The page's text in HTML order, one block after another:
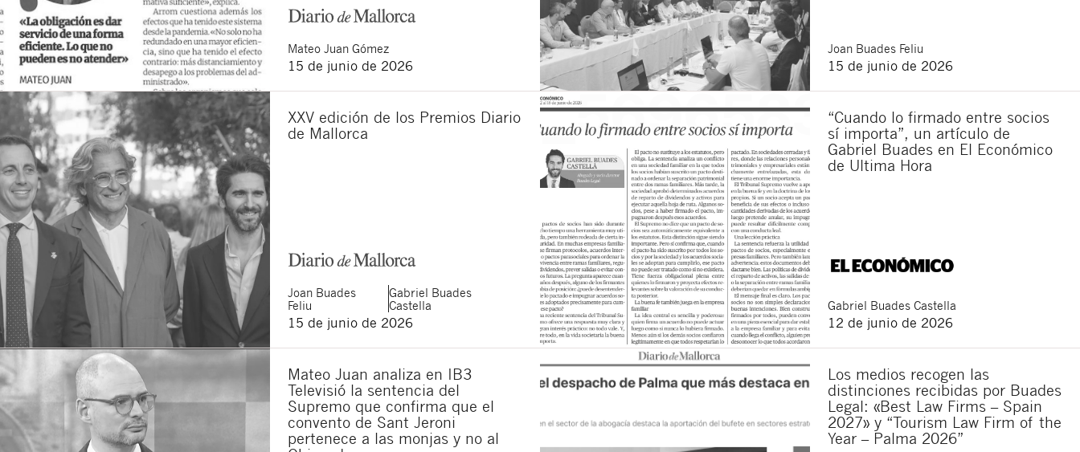
Mateo Juan Gómez
15 de junio de 2026
Joan Buades Feliu
15 de junio de 2026
XXV edición de los Premios Diario
de Mallorca
Joan Buades
Feliu
Gabriel Buades
Castella
15 de junio de 2026
“Cuando lo firmado entre socios
sí importa”, un artículo de
Gabriel Buades en El Económico
de Ultima Hora
Gabriel Buades Castella
12 de junio de 2026
Mateo Juan analiza en IB3
Televisió la sentencia del
Supremo que confirma que el
convento de Sant Jeroni
pertenece a las monjas y no al
Los medios recogen las
distinciones recibidas por Buades
Legal: «Best Law Firms – Spain
2027» y “Tourism Law Firm of the
Year – Palma 2026”